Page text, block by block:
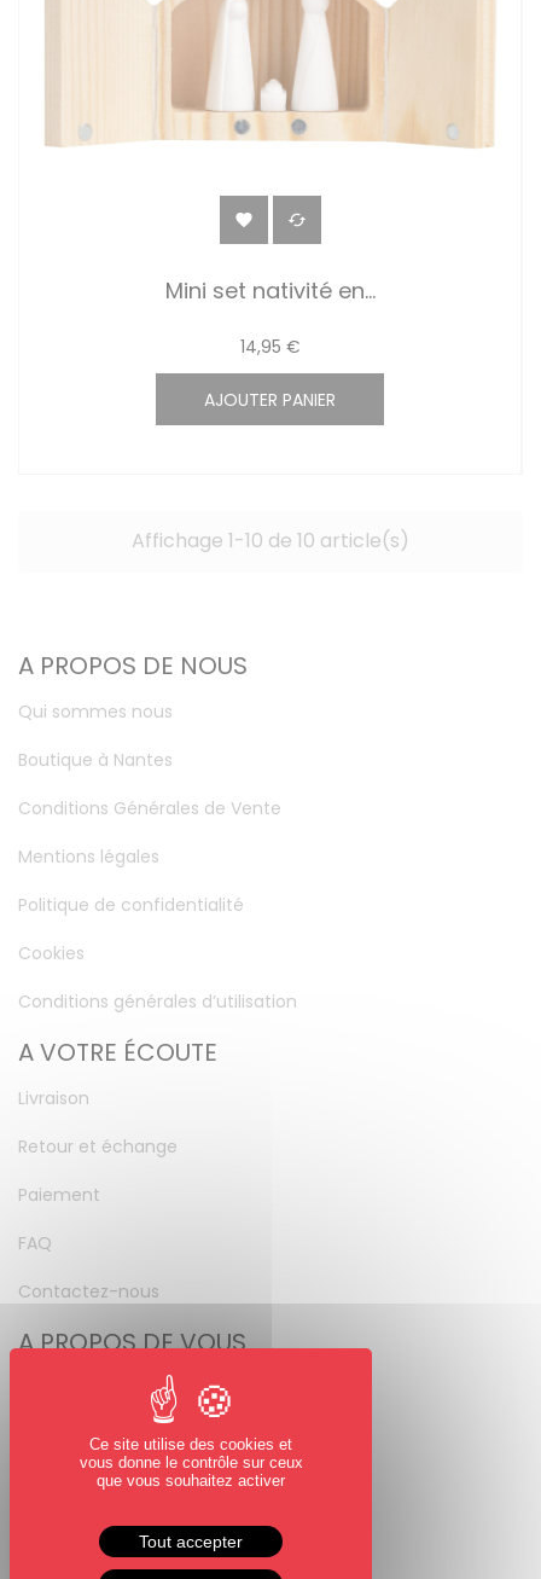
 
Mini set nativité en...
14,95 €
AJOUTER PANIER
Affichage 1-10 de 10 article(s)
A PROPOS DE NOUS
Qui sommes nous
Boutique à Nantes
Conditions Générales de Vente
Mentions légales
Politique de confidentialité
Cookies
Conditions générales d’utilisation
A VOTRE ÉCOUTE
Livraison
Retour et échange
Paiement
FAQ
Contactez-nous
A PROPOS DE VOUS
Mot de passe perdu
NOUS SUIVRE
Facebook
Ce site utilise des cookies et
vous donne le contrôle sur ceux
que vous souhaitez activer
Tout accepter